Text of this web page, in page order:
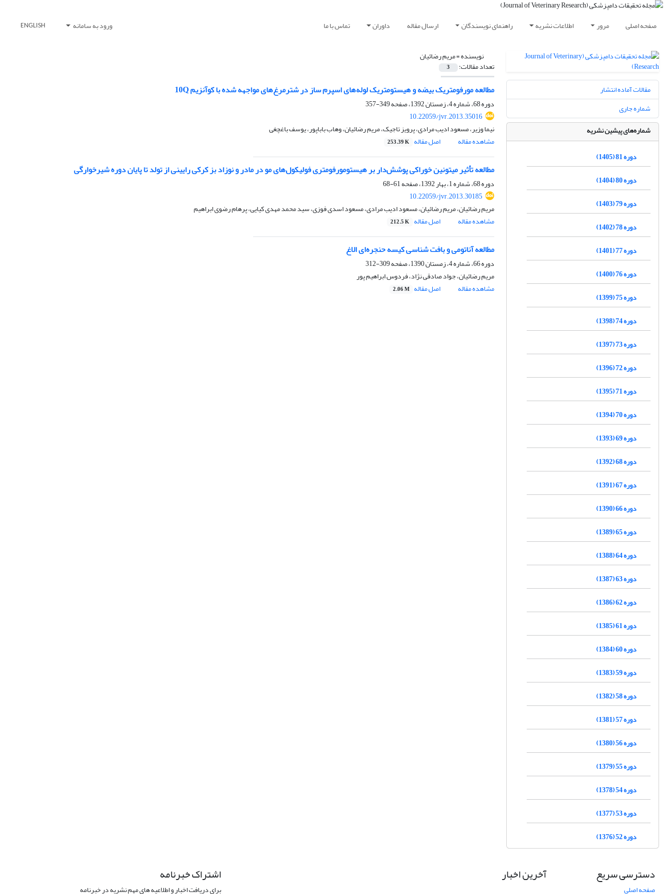
صفحه اصلی مرور اطلاعات نشریه راهنمای نویسندگان ارسال مقاله داوران تماس با ما ورود به سامانه ENGLISH
نویسنده =مریم رضائیان
تعداد مقالات: 3
مطالعه مورفومتریک بیضه و هیستومتریک لوله‌های اسپرم ساز در شترمرغ‌های مواجهه شده با کوآنزیم 10Q
دوره 68، شماره 4، زمستان 1392، صفحه
349-357
10.22059/jvr.2013.35016
نیما وزیر، مسعود ادیب مرادی، پرویز تاجیک، مریم رضائیان، وهاب باباپور، یوسف باغچغی
مشاهده مقاله
اصل مقاله 253.39 K
مطالعه تأثیر میتونین خوراکی پوشش‌دار بر هیستومورفومتری فولیکول‌های مو در مادر و نوزاد بز کرکی رایینی از تولد تا پایان دوره شیرخوارگی
دوره 68، شماره 1، بهار 1392، صفحه
61-68
10.22059/jvr.2013.30185
مریم رضائیان، مریم رضائیان، مسعود ادیب مرادی، مسعود اسدی فوزی، سید محمد مهدی کیایی، پرهام رضوی ابراهیم
مشاهده مقاله
اصل مقاله 212.5 K
مطالعه آناتومی و بافت شناسی کیسه حنجره‌ای الاغ
دوره 66، شماره 4، زمستان 1390، صفحه
309-312
مریم رضائیان، جواد صادقی نژاد، فردوس ابراهیم پور
مشاهده مقاله
اصل مقاله 2.06 M
مقالات آماده انتشار
شماره جاری
شماره‌های پیشین نشریه
دوره 81 (1405)
دوره 80 (1404)
دوره 79 (1403)
دوره 78 (1402)
دوره 77 (1401)
دوره 76 (1400)
دوره 75 (1399)
دوره 74 (1398)
دوره 73 (1397)
دوره 72 (1396)
دوره 71 (1395)
دوره 70 (1394)
دوره 69 (1393)
دوره 68 (1392)
دوره 67 (1391)
دوره 66 (1390)
دوره 65 (1389)
دوره 64 (1388)
دوره 63 (1387)
دوره 62 (1386)
دوره 61 (1385)
دوره 60 (1384)
دوره 59 (1383)
دوره 58 (1382)
دوره 57 (1381)
دوره 56 (1380)
دوره 55 (1379)
دوره 54 (1378)
دوره 53 (1377)
دوره 52 (1376)
دسترسی سریع
صفحه اصلی
آخرین اخبار اشتراک خبرنامه
برای دریافت اخبار و اطلاعیه های مهم نشریه در خبرنامه